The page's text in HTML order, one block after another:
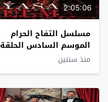
2:05:06
مسلسل التفاح الحرام
الموسم السادس الحلقة
29 مترجم
منذ سنتين